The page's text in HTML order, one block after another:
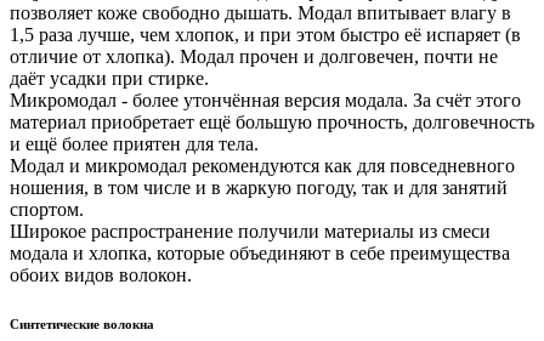
позволяет коже свободно дышать. Модал впитывает влагу в
1,5 раза лучше, чем хлопок, и при этом быстро её испаряет (в
отличие от хлопка). Модал прочен и долговечен, почти не
даёт усадки при стирке.
Микромодал - более утончённая версия модала. За счёт этого
материал приобретает ещё большую прочность, долговечность
и ещё более приятен для тела.
Модал и микромодал рекомендуются как для повседневного
ношения, в том числе и в жаркую погоду, так и для занятий
спортом.
Широкое распространение получили материалы из смеси
модала и хлопка, которые объединяют в себе преимущества
обоих видов волокон.
Синтетические волокна